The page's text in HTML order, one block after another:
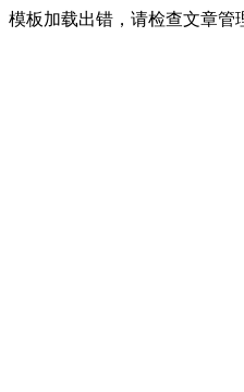
模板加载出错，请检查文章